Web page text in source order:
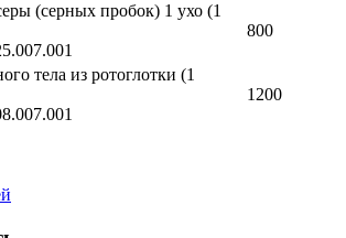
(серных пробок) 1 ухо (1
800
тела из ротоглотки (1
1200